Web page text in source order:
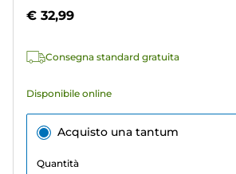
70
€ 32,99
Consegna standard gratuita
Disponibile online
Acquisto una tantum
Quantità